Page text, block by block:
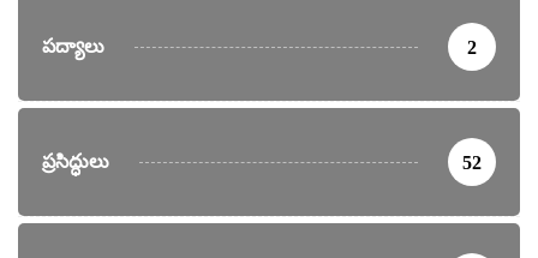
పద్యాలు 2
ప్రసిద్ధులు 52